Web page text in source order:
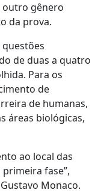
outro gênero
da prova.
de duas a quatro
Para os
de
de humanas,
áreas biológicas,
ao local das
fase”,
Monaco.